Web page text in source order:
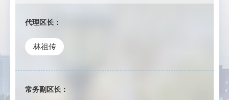
代理区长：
林祖传
常务副区长：